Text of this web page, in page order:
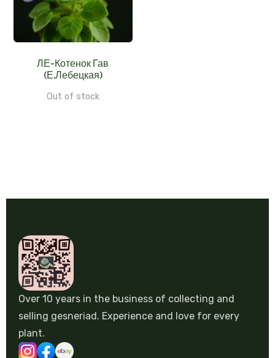
ЛЕ-Котенок Гав
(Е.Лебецкая)
Out of stock
Over 10 years in the business of collecting and
selling gesneriad. Experience and love for every
plant.